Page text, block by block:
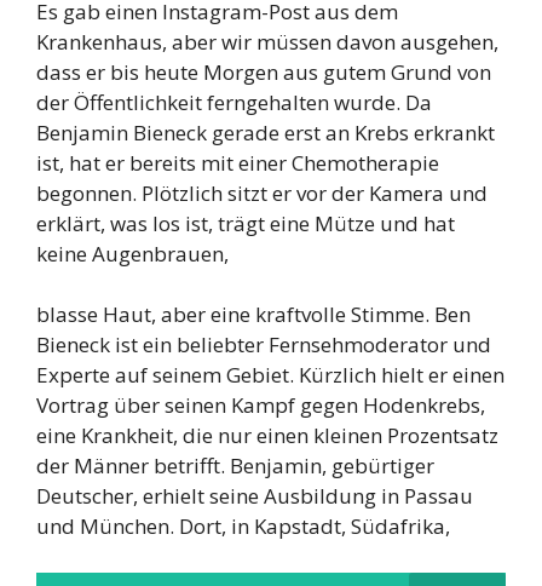
Es gab einen Instagram-Post aus dem
Krankenhaus, aber wir müssen davon ausgehen,
dass er bis heute Morgen aus gutem Grund von
der Öffentlichkeit ferngehalten wurde. Da
Benjamin Bieneck gerade erst an Krebs erkrankt
ist, hat er bereits mit einer Chemotherapie
begonnen. Plötzlich sitzt er vor der Kamera und
erklärt, was los ist, trägt eine Mütze und hat
keine Augenbrauen,
blasse Haut, aber eine kraftvolle Stimme. Ben
Bieneck ist ein beliebter Fernsehmoderator und
Experte auf seinem Gebiet. Kürzlich hielt er einen
Vortrag über seinen Kampf gegen Hodenkrebs,
eine Krankheit, die nur einen kleinen Prozentsatz
der Männer betrifft. Benjamin, gebürtiger
Deutscher, erhielt seine Ausbildung in Passau
und München. Dort, in Kapstadt, Südafrika,